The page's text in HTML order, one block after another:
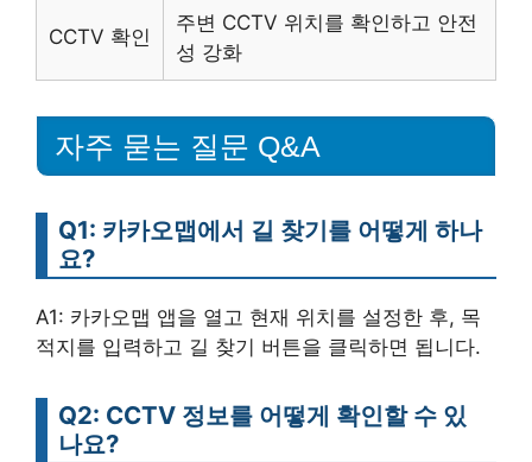
CCTV 확인
주변 CCTV 위치를 확인하고 안전
성 강화
자주 묻는 질문 Q&A
Q1: 카카오맵에서 길 찾기를 어떻게 하나
요?
A1: 카카오맵 앱을 열고 현재 위치를 설정한 후, 목
적지를 입력하고 길 찾기 버튼을 클릭하면 됩니다.
Q2: CCTV 정보를 어떻게 확인할 수 있
나요?